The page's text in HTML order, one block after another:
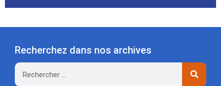
Recherchez dans nos archives
Rechercher